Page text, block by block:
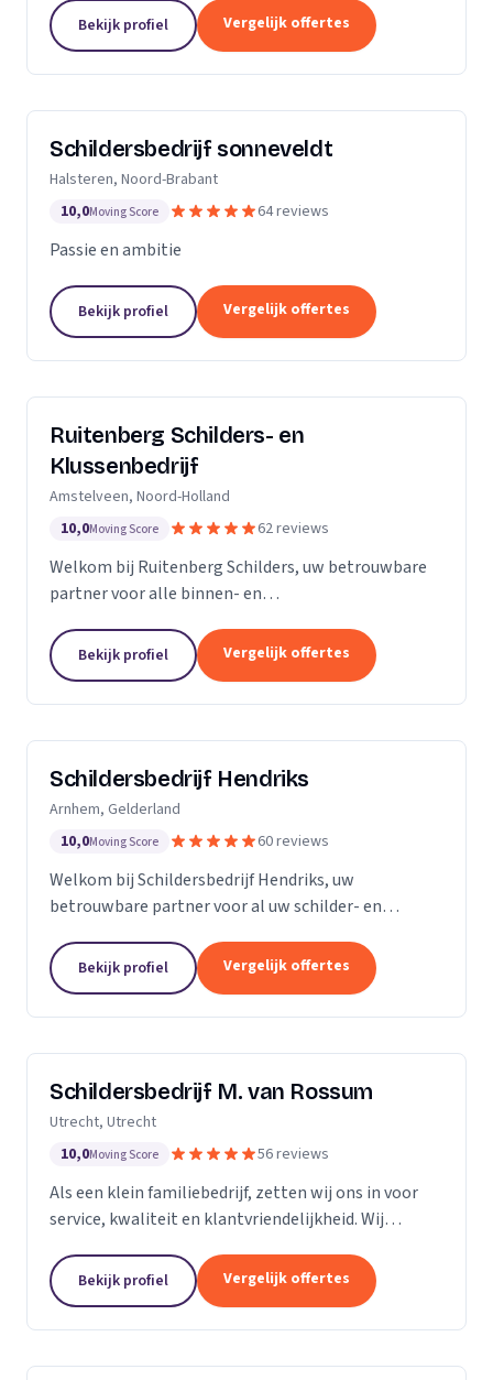
Dan bent u aan het juiste adres.Ik heb al meerdere
jaren ervaring zowel als...
Bekijk profiel Vergelijk offertes
Schildersbedrijf sonneveldt
Halsteren, Noord-Brabant
10,0Moving Score 64 reviews
Passie en ambitie
Bekijk profiel Vergelijk offertes
Ruitenberg Schilders- en
Klussenbedrijf
Amstelveen, Noord-Holland
10,0Moving Score 62 reviews
Welkom bij Ruitenberg Schilders, uw betrouwbare
partner voor alle binnen- en
een gevestigde naam in de provincie Noord-Holland,
met een bijzondere...
Bekijk profiel Vergelijk offertes
Schildersbedrijf Hendriks
Arnhem, Gelderland
10,0Moving Score 60 reviews
Welkom bij Schildersbedrijf Hendriks, uw
betrouwbare partner voor al uw schilder- en
de branche, onderscheiden we ons door onze
expertise en toewijding...
Bekijk profiel Vergelijk offertes
Schildersbedrijf M. van Rossum
Utrecht, Utrecht
10,0Moving Score 56 reviews
Als een klein familiebedrijf, zetten wij ons in voor
service, kwaliteit en klantvriendelijkheid. Wij
eigenaren als zakelijke klanten. Onze...
Bekijk profiel Vergelijk offertes